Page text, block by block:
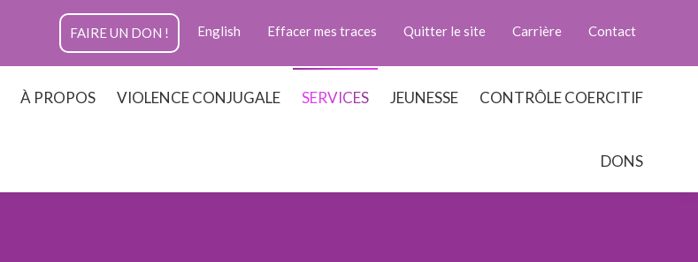
Contact
Carrière
Quitter le site
Effacer mes traces
English
FAIRE UN DON !
À PROPOS VIOLENCE CONJUGALE SERVICES JEUNESSE CONTRÔLE COERCITIF
DONS